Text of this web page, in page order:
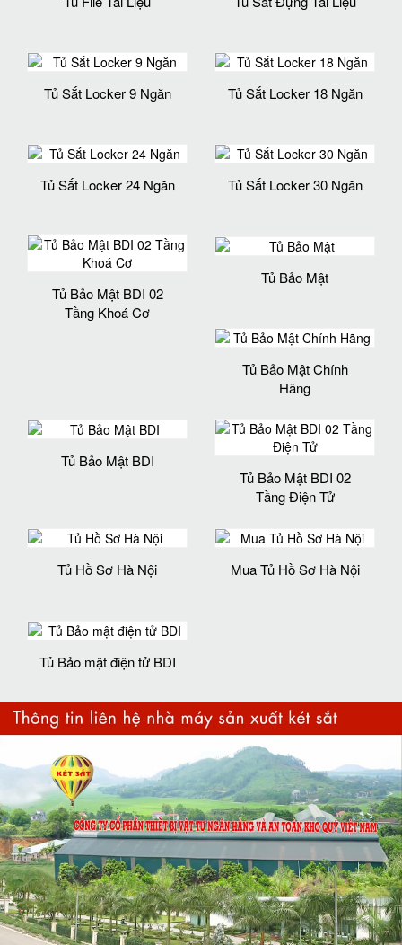
Tủ Sắt Locker 9 Ngăn Tủ Sắt Locker 18 Ngăn
Tủ Sắt Locker 24 Ngăn Tủ Sắt Locker 30 Ngăn
Tủ Bảo Mật BDI 02
Tầng Khoá Cơ
Tủ Bảo Mật
Tủ Bảo Mật Chính
Hãng
Tủ Bảo Mật BDI
Tủ Bảo Mật BDI 02
Tầng Điện Tử
Tủ Hồ Sơ Hà Nội Mua Tủ Hồ Sơ Hà Nội
Tủ Bảo mật điện tử BDI